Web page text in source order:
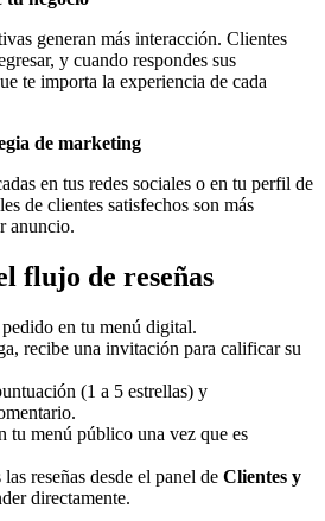
generan más interacción. Clientes
y cuando respondes sus
te importa la experiencia de cada
de marketing
en tus redes sociales o en tu perfil de
de clientes satisfechos son más
anuncio.
flujo de reseñas
en tu menú digital.
recibe una invitación para calificar su
(1 a 5 estrellas) y
tu menú público una vez que es
reseñas desde el panel de Clientes y
directamente.